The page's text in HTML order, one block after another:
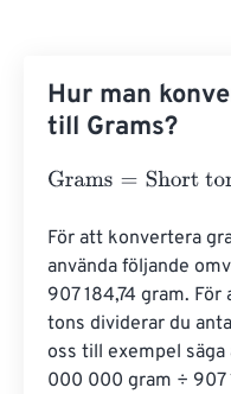
Hur man
till Grams?
Grams= Short tons ×
För att konvertera
använda följande
907 184,74 gram.
tons dividerar du
oss till exempel
000 000 gram ÷ 907